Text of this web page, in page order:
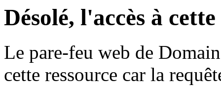
Désolé, l'accès à
Le pare-feu web de
cette ressource car la